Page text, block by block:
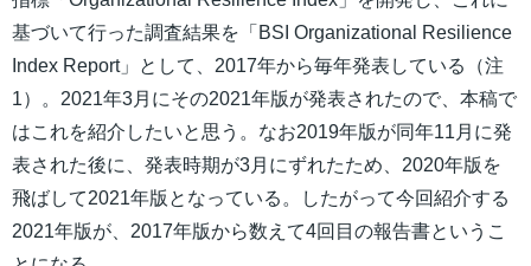
基づいて行った調査結果を「BSI Organizational Resilience
Index Report」として、2017年から毎年発表している（注
1）。2021年3月にその2021年版が発表されたので、本稿で
はこれを紹介したいと思う。なお2019年版が同年11月に発
表された後に、発表時期が3月にずれたため、2020年版を
飛ばして2021年版となっている。したがって今回紹介する
2021年版が、2017年版から数えて4回目の報告書というこ